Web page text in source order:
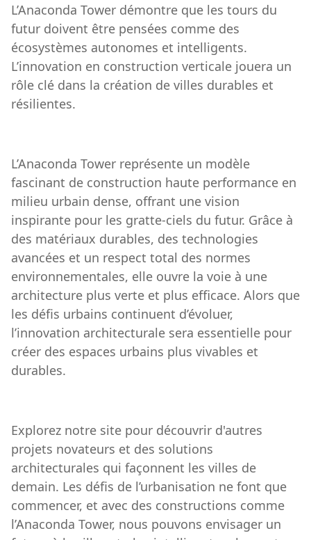
L’Anaconda Tower démontre que les tours du
futur doivent être pensées comme des
écosystèmes autonomes et intelligents.
L’innovation en construction verticale jouera un
rôle clé dans la création de villes durables et
résilientes.
L’Anaconda Tower représente un modèle
fascinant de construction haute performance en
milieu urbain dense, offrant une vision
inspirante pour les gratte-ciels du futur. Grâce à
des matériaux durables, des technologies
avancées et un respect total des normes
environnementales, elle ouvre la voie à une
architecture plus verte et plus efficace. Alors que
les défis urbains continuent d’évoluer,
l’innovation architecturale sera essentielle pour
créer des espaces urbains plus vivables et
durables.
Explorez notre site pour découvrir d'autres
projets novateurs et des solutions
architecturales qui façonnent les villes de
demain. Les défis de l’urbanisation ne font que
commencer, et avec des constructions comme
l’Anaconda Tower, nous pouvons envisager un